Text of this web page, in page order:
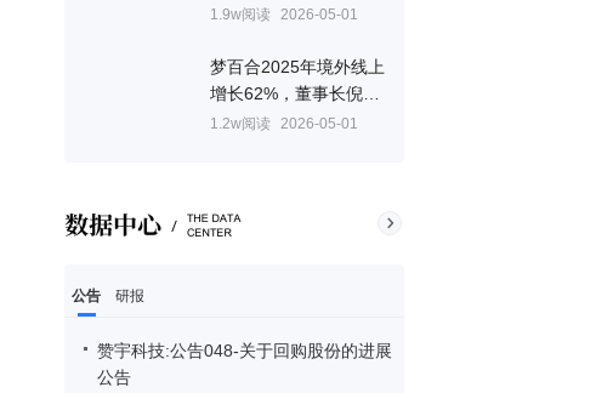
74%，副总裁赵磊薪酬
波
1.9w阅读 2026-05-01
梦百合2025年境外线上
增长62%，董事长倪张
根称国内市场尚未盈利
1.2w阅读 2026-05-01
公告 研报
赞宇科技:公告048-关于回购股份的进展
公告